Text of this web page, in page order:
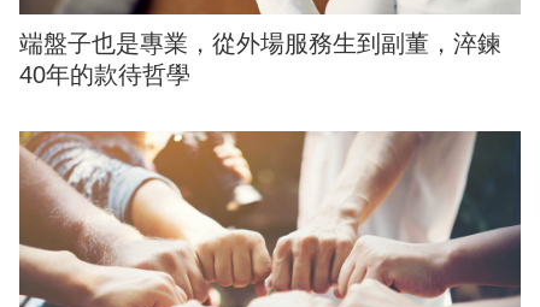
端盤子也是專業，從外場服務生到副董，淬鍊
40年的款待哲學